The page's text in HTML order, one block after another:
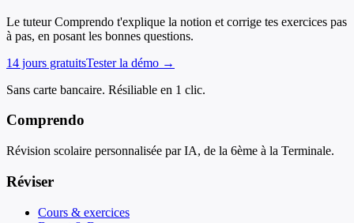
Le tuteur Comprendo t'explique la notion et corrige tes exercices pas
à pas, en posant les bonnes questions.
14 jours gratuitsTester la démo →
Sans carte bancaire. Résiliable en 1 clic.
Comprendo
Révision scolaire personnalisée par IA, de la 6ème à la Terminale.
Réviser
Cours & exercices